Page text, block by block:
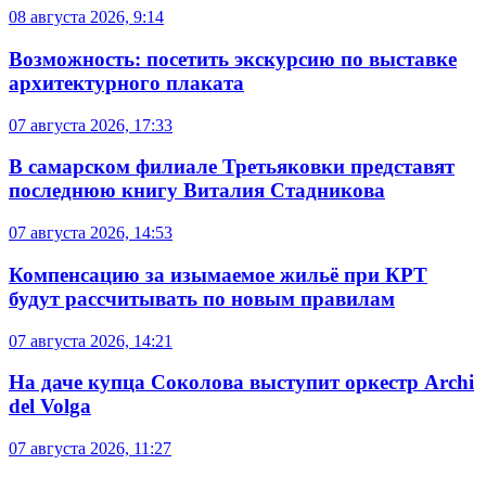
08 августа 2026, 9:14
Возможность: посетить экскурсию по выставке
архитектурного плаката
07 августа 2026, 17:33
В самарском филиале Третьяковки представят
последнюю книгу Виталия Стадникова
07 августа 2026, 14:53
Компенсацию за изымаемое жильё при КРТ
будут рассчитывать по новым правилам
07 августа 2026, 14:21
На даче купца Соколова выступит оркестр Archi
del Volga
07 августа 2026, 11:27